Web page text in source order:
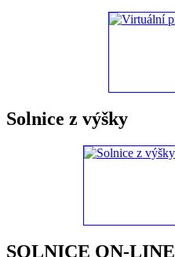
Solnice z výšky
SOLNICE ON-LINE